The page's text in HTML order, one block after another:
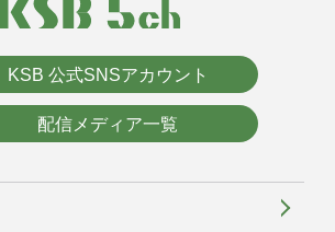
KSB 公式SNSアカウント
配信メディア一覧